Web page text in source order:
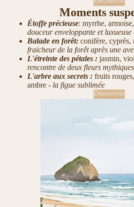
Moments
Étoffe précieuse: myrrhe,
douceur enveloppante et
Balade en forêt: conifère, cyprès,
fraicheur de la forêt après une
L'étreinte des pétales : jasmin,
rencontre de deux fleurs mythiques
L'arbre aux secrets : fruits
ambre - la figue sublimée
Découvrir